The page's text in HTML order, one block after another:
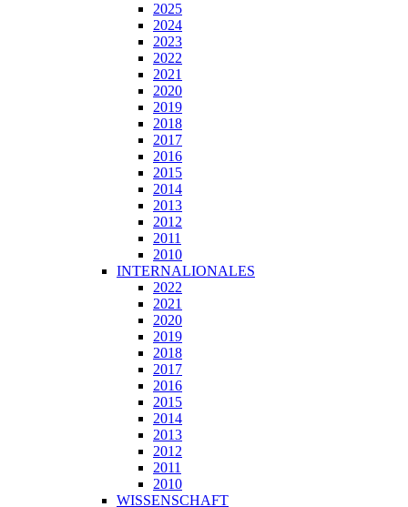
2025
2024
2023
2022
2021
2020
2019
2018
2017
2016
2015
2014
2013
2012
2011
2010
INTERNALIONALES
2022
2021
2020
2019
2018
2017
2016
2015
2014
2013
2012
2011
2010
WISSENSCHAFT